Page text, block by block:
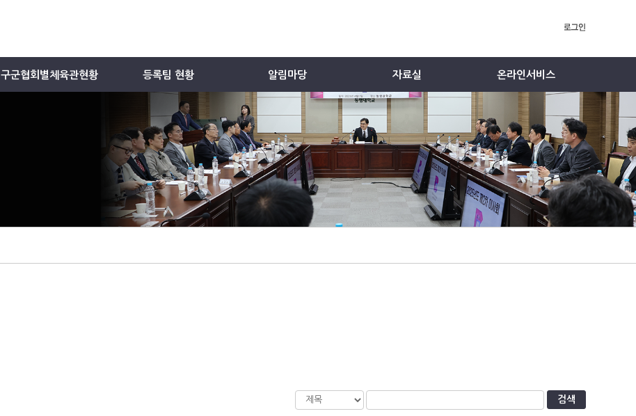
구군협회별체육관현황 등록팀 현황 알림마당 자료실 온라인서비스
검색